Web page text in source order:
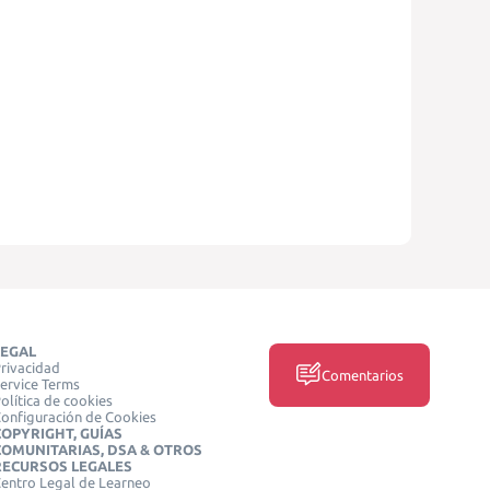
Terms
de cookies
de Cookies
GUÍAS
DSA & OTROS
LEGALES
Legal de Learneo
Comentarios